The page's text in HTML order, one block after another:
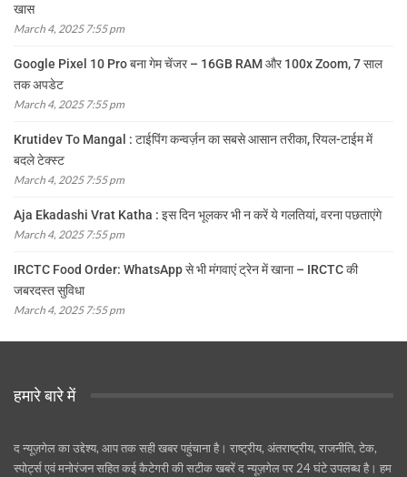
खास
March 4, 2025 7:55 pm
Google Pixel 10 Pro बना गेम चेंजर – 16GB RAM और 100x Zoom, 7 साल
तक अपडेट
March 4, 2025 7:55 pm
Krutidev To Mangal : टाईपिंग कन्वर्ज़न का सबसे आसान तरीका, रियल-टाईम में
बदले टेक्स्ट
March 4, 2025 7:55 pm
Aja Ekadashi Vrat Katha : इस दिन भूलकर भी न करें ये गलतियां, वरना पछताएंगे
March 4, 2025 7:55 pm
IRCTC Food Order: WhatsApp से भी मंगवाएं ट्रेन में खाना – IRCTC की
जबरदस्त सुविधा
March 4, 2025 7:55 pm
हमारे बारे में
द न्यूज़गेल का उद्देश्य, आप तक सही खबर पहुंचाना है। राष्ट्रीय, अंतराष्ट्रीय, राजनीति, टेक,
स्पोर्ट्स एवं मनोरंजन सहित कई कैटेगरी की सटीक खबरें द न्यूज़गेल पर 24 घंटे उपलब्ध है। हम